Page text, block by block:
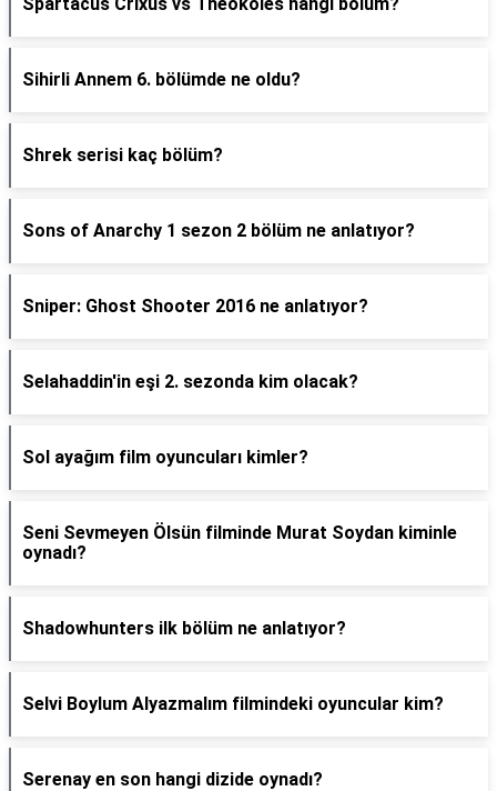
Sihirli Annem 6. bölümde ne oldu?
Shrek serisi kaç bölüm?
Sons of Anarchy 1 sezon 2 bölüm ne anlatıyor?
Sniper: Ghost Shooter 2016 ne anlatıyor?
Selahaddin'in eşi 2. sezonda kim olacak?
Sol ayağım film oyuncuları kimler?
Seni Sevmeyen Ölsün filminde Murat Soydan kiminle
oynadı?
Shadowhunters ilk bölüm ne anlatıyor?
Selvi Boylum Alyazmalım filmindeki oyuncular kim?
Serenay en son hangi dizide oynadı?